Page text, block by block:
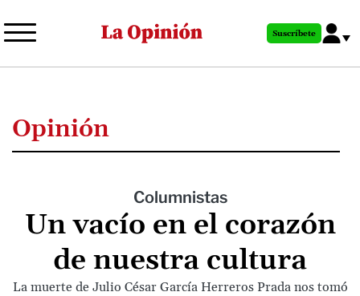
al
principal
Suscríbete
Opinión
Columnistas
Un vacío en el corazón
de nuestra cultura
La muerte de Julio César García Herreros Prada nos tomó